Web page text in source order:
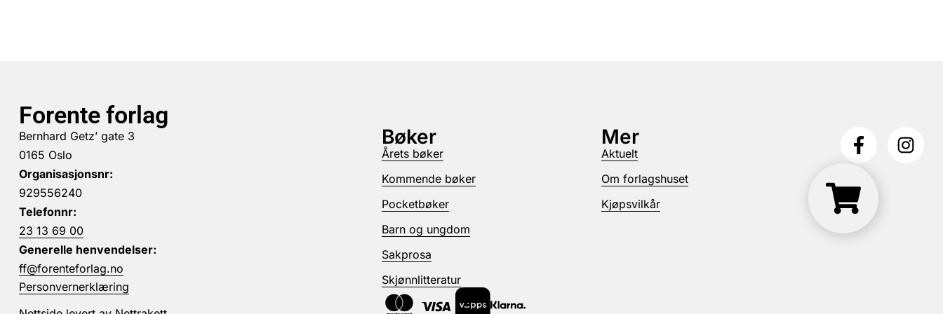
Forente forlag
Bernhard Getz’ gate 3
0165 Oslo
Organisasjonsnr:
929556240
Telefonnr:
23 13 69 00
Generelle henvendelser:
ff@forenteforlag.no
Personvernerklæring
Bøker
Årets bøker
Kommende bøker
Pocketbøker
Barn og ungdom
Sakprosa
Skjønnlitteratur
Mer
Aktuelt
Om forlagshuset
Kjøpsvilkår